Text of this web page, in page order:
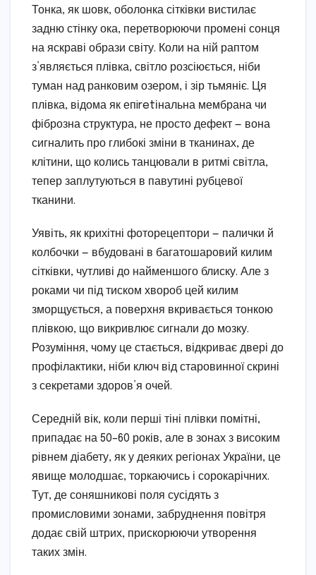
Тонка, як шовк, оболонка сітківки вистилає
задню стінку ока, перетворюючи промені сонця
на яскраві образи світу. Коли на ній раптом
з’являється плівка, світло розсіюється, ніби
туман над ранковим озером, і зір тьмяніє. Ця
плівка, відома як епiretінальна мембрана чи
фіброзна структура, не просто дефект — вона
сигналить про глибокі зміни в тканинах, де
клітини, що колись танцювали в ритмі світла,
тепер заплутуються в павутині рубцевої
тканини.
Уявіть, як крихітні фоторецептори — палички й
колбочки — вбудовані в багатошаровий килим
сітківки, чутливі до найменшого блиску. Але з
роками чи під тиском хвороб цей килим
зморщується, а поверхня вкривається тонкою
плівкою, що викривлює сигнали до мозку.
Розуміння, чому це стається, відкриває двері до
профілактики, ніби ключ від старовинної скрині
з секретами здоров’я очей.
Середній вік, коли перші тіні плівки помітні,
припадає на 50–60 років, але в зонах з високим
рівнем діабету, як у деяких регіонах України, це
явище молодшає, торкаючись і сорокарічних.
Тут, де соняшникові поля сусідять з
промисловими зонами, забруднення повітря
додає свій штрих, прискорюючи утворення
таких змін.